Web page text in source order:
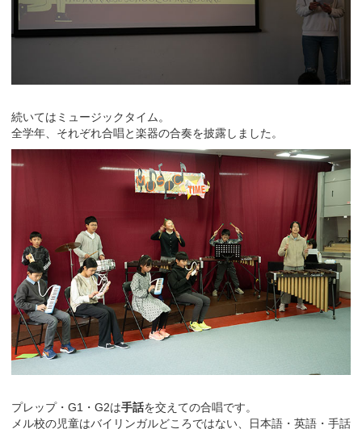
続いてはミュージックタイム。
全学年、それぞれ合唱と楽器の合奏を披露しました。
プレップ・G1・G2は手話を交えての合唱です。
メル校の児童はバイリンガルどころではない、日本語・英語・手話